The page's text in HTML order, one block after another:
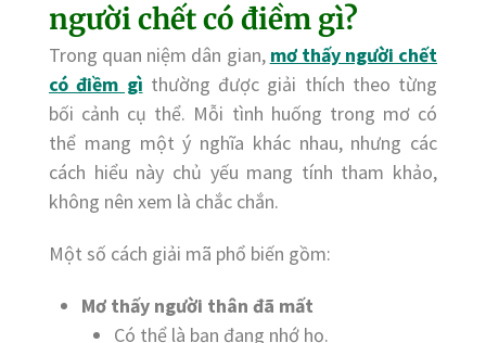
người chết có điềm gì?
Trong quan niệm dân gian, mơ thấy người chết
có điềm gì thường được giải thích theo từng
bối cảnh cụ thể. Mỗi tình huống trong mơ có
thể mang một ý nghĩa khác nhau, nhưng các
cách hiểu này chủ yếu mang tính tham khảo,
không nên xem là chắc chắn.
Một số cách giải mã phổ biến gồm:
Mơ thấy người thân đã mất
Có thể là bạn đang nhớ họ.